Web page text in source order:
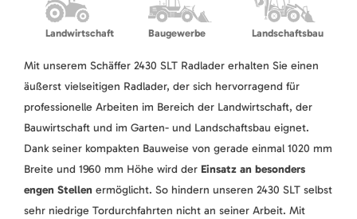
Landwirtschaft Baugewerbe Landschaftsbau
Mit unserem Schäffer 2430 SLT Radlader erhalten Sie einen
äußerst vielseitigen Radlader, der sich hervorragend für
professionelle Arbeiten im Bereich der Landwirtschaft, der
Bauwirtschaft und im Garten- und Landschaftsbau eignet.
Dank seiner kompakten Bauweise von gerade einmal 1020 mm
Breite und 1960 mm Höhe wird der Einsatz an besonders
engen Stellen ermöglicht. So hindern unseren 2430 SLT selbst
sehr niedrige Tordurchfahrten nicht an seiner Arbeit. Mit